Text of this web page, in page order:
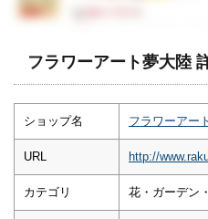
フラワーアート夢大陸
ショップ名 フラワーアー
URL http://
カテゴリ 花・ガーデン